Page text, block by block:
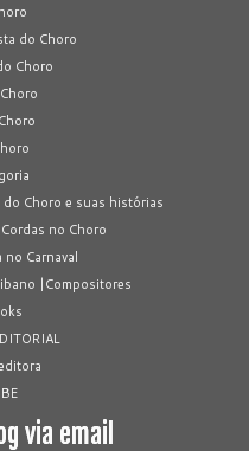
do Choro
Choro
Choro e suas histórias
no Choro
Carnaval
|Compositores
via email